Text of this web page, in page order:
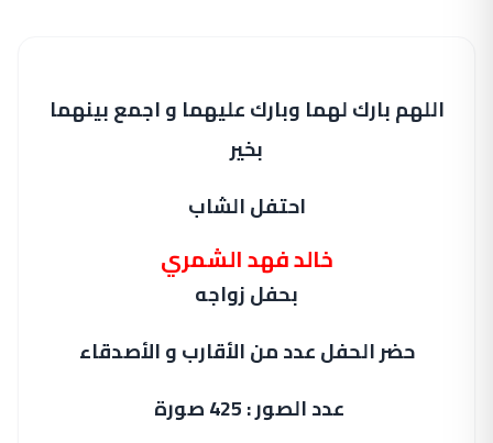
اللهم بارك لهما وبارك عليهما و اجمع بينهما
بخير
احتفل الشاب
خالد فهد الشمري
بحفل زواجه
حضر الحفل عدد من الأقارب و الأصدقاء
عدد الصور : 425 صورة